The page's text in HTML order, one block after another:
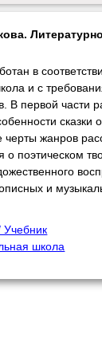
в
и с
В первой части
сказки
жанров
поэтическом
и
Учебник
школа